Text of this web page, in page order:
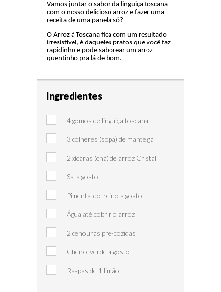
Vamos juntar o sabor da linguiça toscana
com o nosso delicioso arroz e fazer uma
receita de uma panela só?
O Arroz à Toscana fica com um resultado
irresistível, é daqueles pratos que você faz
rapidinho e pode saborear um arroz
quentinho pra lá de bom.
Ingredientes
4 gomos de linguiça toscana
3 colheres (sopa) de manteiga
2 xícaras (chá) de arroz Cristal
Sal a gosto
Pimenta-do-reino a gosto
Água até cobrir o arroz
2 cenouras pré-cozidas
Cheiro-verde a gosto
Raspas de 1 limão